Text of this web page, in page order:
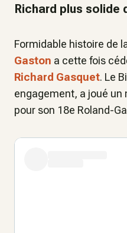
Richard plus solide
Formidable histoire de
Gaston a cette fois
Richard Gasquet. Le
engagement, a joué
pour son 18e Roland-